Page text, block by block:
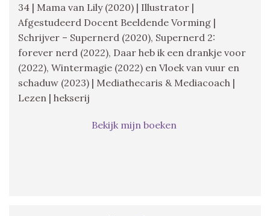
34 | Mama van Lily (2020) | Illustrator |
Afgestudeerd Docent Beeldende Vorming |
Schrijver – Supernerd (2020), Supernerd 2:
forever nerd (2022), Daar heb ik een drankje voor
(2022), Wintermagie (2022) en Vloek van vuur en
schaduw (2023) | Mediathecaris & Mediacoach |
Lezen | hekserij
Bekijk mijn boeken